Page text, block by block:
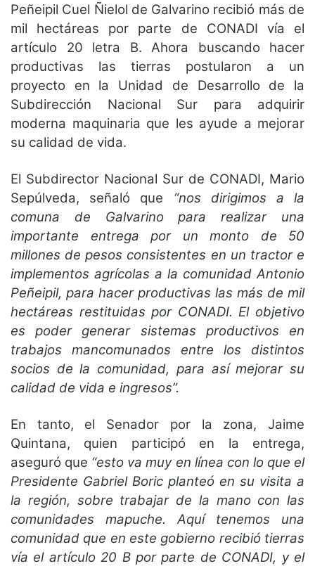
Peñeipil Cuel Ñielol de Galvarino recibió más de
mil hectáreas por parte de CONADI vía el
artículo 20 letra B. Ahora buscando hacer
productivas las tierras postularon a un
proyecto en la Unidad de Desarrollo de la
Subdirección Nacional Sur para adquirir
moderna maquinaria que les ayude a mejorar
su calidad de vida.
El Subdirector Nacional Sur de CONADI, Mario
Sepúlveda, señaló que “nos dirigimos a la
comuna de Galvarino para realizar una
importante entrega por un monto de 50
millones de pesos consistentes en un tractor e
implementos agrícolas a la comunidad Antonio
Peñeipil, para hacer productivas las más de mil
hectáreas restituidas por CONADI. El objetivo
es poder generar sistemas productivos en
trabajos mancomunados entre los distintos
socios de la comunidad, para así mejorar su
calidad de vida e ingresos”.
En tanto, el Senador por la zona, Jaime
Quintana, quien participó en la entrega,
aseguró que “esto va muy en línea con lo que el
Presidente Gabriel Boric planteó en su visita a
la región, sobre trabajar de la mano con las
comunidades mapuche. Aquí tenemos una
comunidad que en este gobierno recibió tierras
vía el artículo 20 B por parte de CONADI, y el